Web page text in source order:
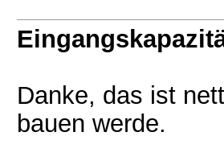
Danke, das ist
bauen werde.